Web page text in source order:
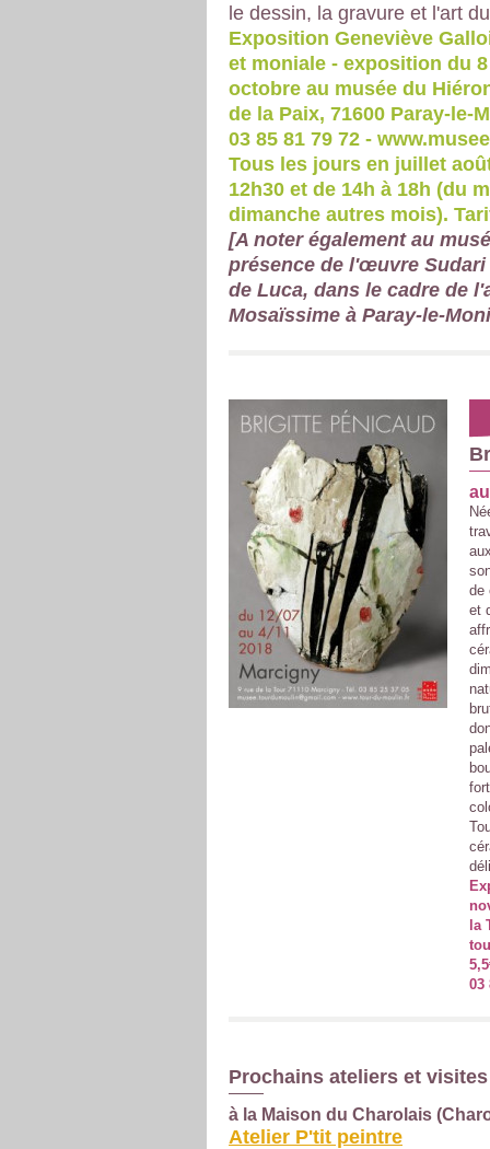
le dessin, la gravure et l'art
Exposition Geneviève
et moniale - exposition du
octobre au musée du
de la Paix, 71600 Paray-le-
03 85 81 79 72 -
Tous les jours en juillet
12h30 et de 14h à 18h (du
dimanche autres mois).
[A noter également au
présence de l'œuvre Sudari
de Luca, dans le cadre de
Mosaïssime à Paray-le-
de
et
la
03
Prochains ateliers et visites
à la Maison du Charolais
Atelier P'tit peintre